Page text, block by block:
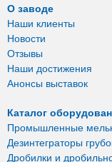
О заводе
Наши клиенты
Новости
Отзывы
Наши достижения
Анонсы выставок
Каталог
Промышленные
Дезинтеграторы
Дробилки и